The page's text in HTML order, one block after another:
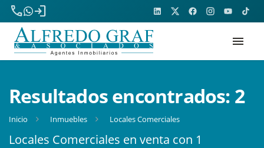
phone
login
menu
Resultados encontrados: 2
Inicio Inmuebles Locales Comerciales
Locales Comerciales en venta con 1